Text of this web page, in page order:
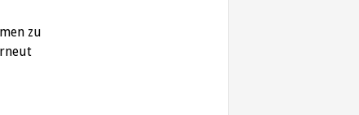
zu